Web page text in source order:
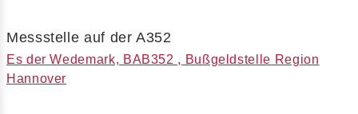
Messstelle auf der A352
Es der Wedemark, BAB352 , Bußgeldstelle Region
Hannover